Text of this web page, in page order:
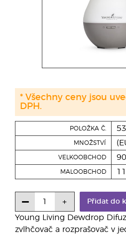
Young Living Dewdrop
zvlhčovač a rozprašovač v
POLOŽKA Č.
MNOŽSTVÍ
VELKOOBCHOD
MALOOBCHOD
Přidat do
* Všechny ceny jsou
DPH.